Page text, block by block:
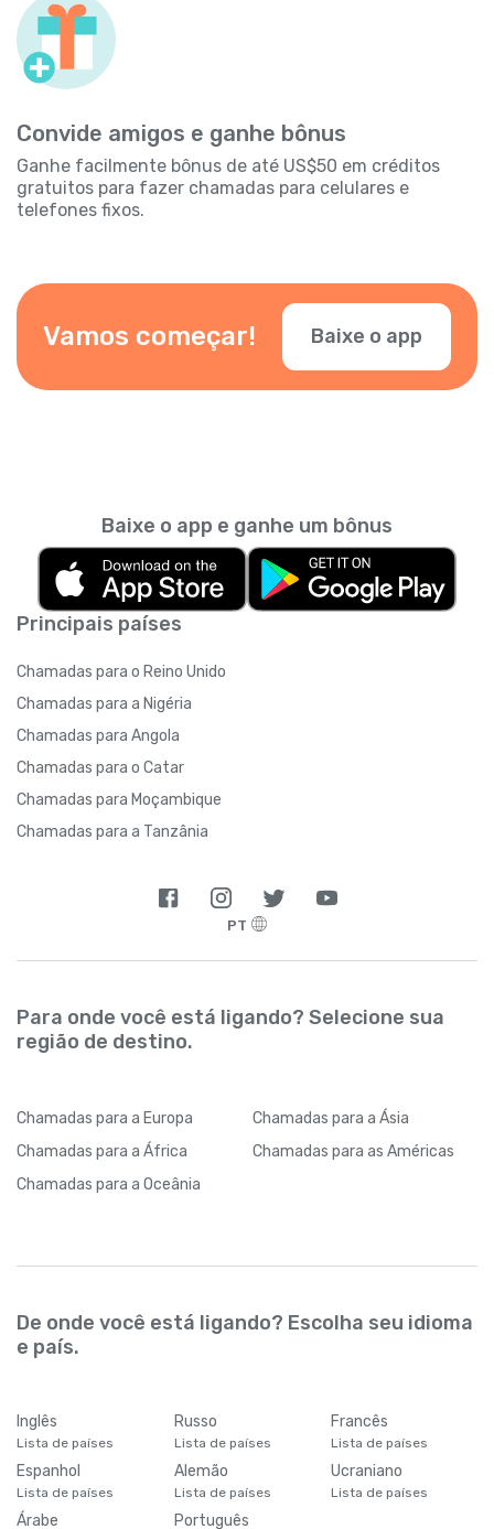
Convide amigos e ganhe bônus
Ganhe facilmente bônus de até US$50 em créditos
gratuitos para fazer chamadas para celulares e
telefones fixos.
Vamos começar! Baixe o app
Principais países
Chamadas para o Reino Unido
Chamadas para a Nigéria
Chamadas para Angola
Chamadas para o Catar
Chamadas para Moçambique
Chamadas para a Tanzânia
Baixe o app e ganhe um bônus
PT
Para onde você está ligando? Selecione sua
região de destino.
Chamadas para a Europa Chamadas para a Ásia
Chamadas para a África Chamadas para as Américas
Chamadas para a Oceânia
De onde você está ligando? Escolha seu idioma
e país.
Inglês
Lista de países
Russo
Lista de países
Francês
Lista de países
Espanhol
Lista de países
Alemão
Lista de países
Ucraniano
Lista de países
Árabe Português